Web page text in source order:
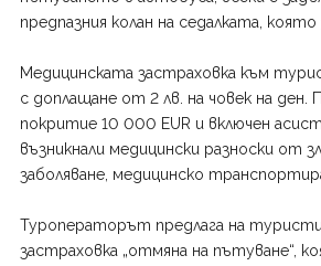
предпазния колан на седалката, която
Медицинската застраховка към
с доплащане от 2 лв. на човек на
покритие 10 000 ЕUR и включен
възникнали медицински разноски от
заболяване, медицинско
Туроператорът предлага на
застраховка „отмяна на пътуване“,